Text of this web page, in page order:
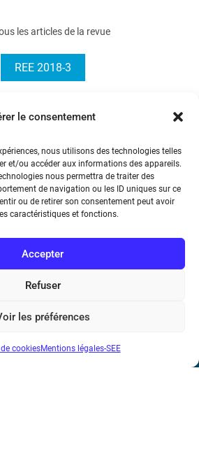
le consentement
nous utilisons des technologies telles
et/ou accéder aux informations des appareils.
nous permettra de traiter des
de navigation ou les ID uniques sur ce
ou de retirer son consentement peut avoir
caractéristiques et fonctions.
Accepter
Refuser
les préférences
cookiesMentions légales-SEE
les articles de la revue
REE 2018-3
de l’Electronique et des Technologies
la Communication
75116 Paris
6 et « Iéna » Ligne 9
785 393 232